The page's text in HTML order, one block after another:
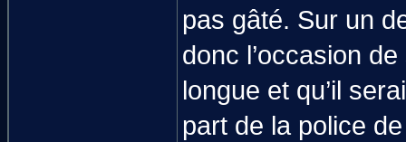
pas gâté. Sur un
donc l’occasion
longue et qu’il
part de la police